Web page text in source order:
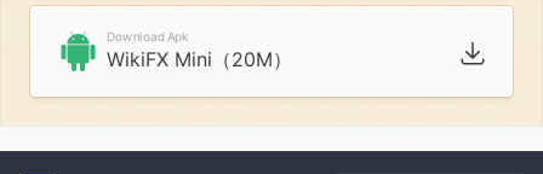
Download Apk
WikiFX Mini（20M）